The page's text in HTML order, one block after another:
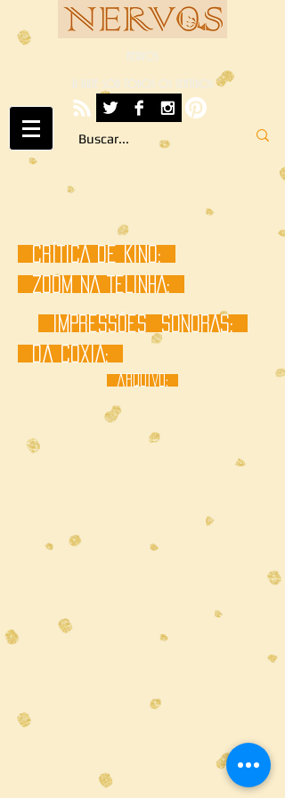
NERVOS
A ARTE SOB TODOS OS SENTIDOS
CRÍTICA DE KINO:
ZOOM NA TELINHA:
IMPRESSÕES SONORAS:
Da COXIA:
arquivo: